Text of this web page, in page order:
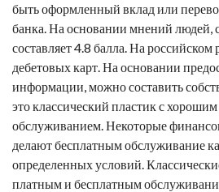
быть оформленный вклад или
банка. На основании мнений людей,
составляет 4.8 балла. На российском
дебетовых карт. На основании
информации, можно составить
это классический пластик с
обслуживанием. Некоторые
делают бесплатным обслуживание
определенных условий.
платным и бесплатным